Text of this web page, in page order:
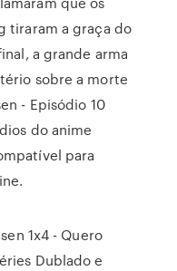
tiraram a graça do
a grande arma
sobre a morte
- Episódio 10
do anime
para
1x4 - Quero
Dublado e